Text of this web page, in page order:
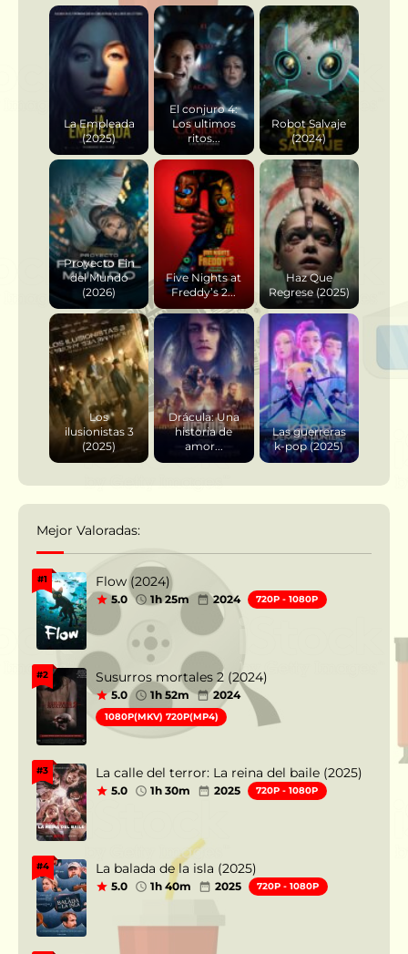
La Empleada
(2025)
El conjuro 4:
Los ultimos
ritos...
Robot Salvaje
(2024)
Proyecto Fin
del Mundo
(2026)
Five Nights at
Freddy’s 2...
Haz Que
Regrese (2025)
Los
ilusionistas 3
(2025)
Drácula: Una
historia de
amor...
Las guerreras
k-pop (2025)
Mejor Valoradas:
#1 Flow (2024)
5.0 1h 25m 2024 720P - 1080P
#2 Susurros mortales 2 (2024)
5.0 1h 52m 2024
1080P(MKV) 720P(MP4)
#3 La calle del terror: La reina del baile (2025)
5.0 1h 30m 2025 720P - 1080P
#4 La balada de la isla (2025)
5.0 1h 40m 2025 720P - 1080P